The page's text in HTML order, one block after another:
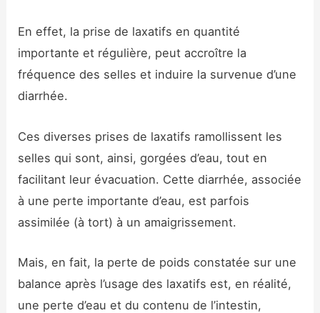
En effet, la prise de laxatifs en quantité
importante et régulière, peut accroître la
fréquence des selles et induire la survenue d’une
diarrhée.
Ces diverses prises de laxatifs ramollissent les
selles qui sont, ainsi, gorgées d’eau, tout en
facilitant leur évacuation. Cette diarrhée, associée
à une perte importante d’eau, est parfois
assimilée (à tort) à un amaigrissement.
Mais, en fait, la perte de poids constatée sur une
balance après l’usage des laxatifs est, en réalité,
une perte d’eau et du contenu de l’intestin,